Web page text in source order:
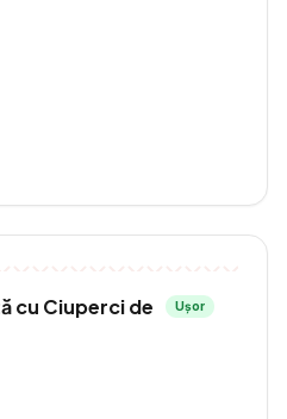
cu Ciuperci de
Ușor